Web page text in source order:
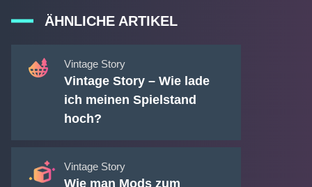
ÄHNLICHE ARTIKEL
Vintage Story
Vintage Story – Wie lade
ich meinen Spielstand
hoch?
Vintage Story
Wie man Mods zum